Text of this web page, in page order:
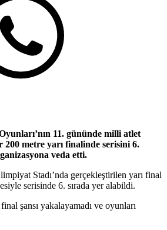
11. gününde milli atlet
metre yarı finalinde serisini 6.
veda etti.
Stadı’nda gerçekleştirilen yarı final
serisinde 6. sırada yer alabildi.
şansı yakalayamadı ve oyunları